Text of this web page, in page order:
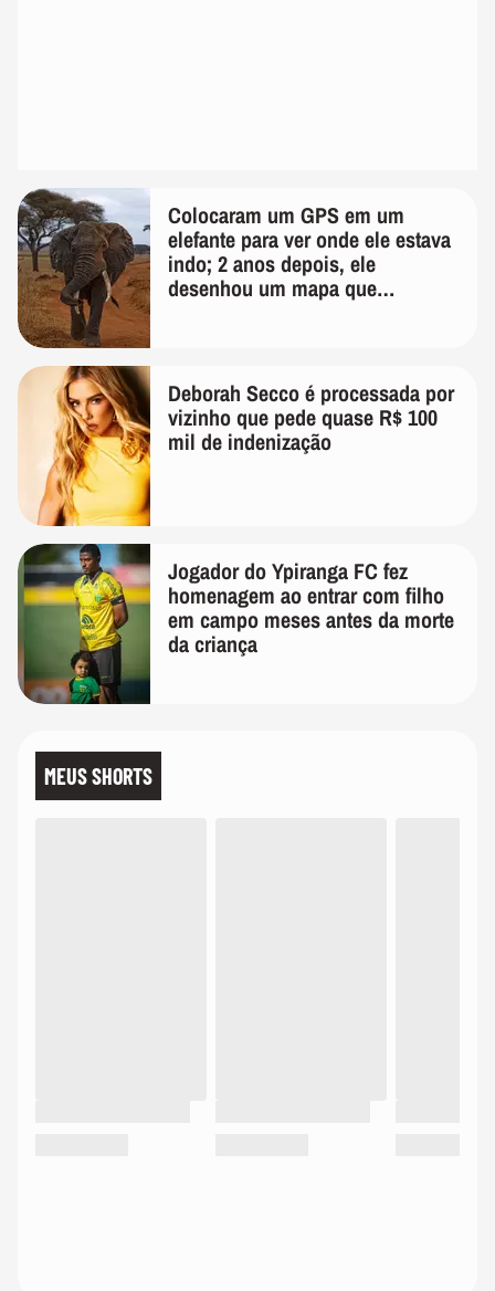
Colocaram um GPS em um
elefante para ver onde ele estava
indo; 2 anos depois, ele
desenhou um mapa que
Deborah Secco é processada por
vizinho que pede quase R$ 100
mil de indenização
Jogador do Ypiranga FC fez
homenagem ao entrar com filho
em campo meses antes da morte
da criança
MEUS SHORTS